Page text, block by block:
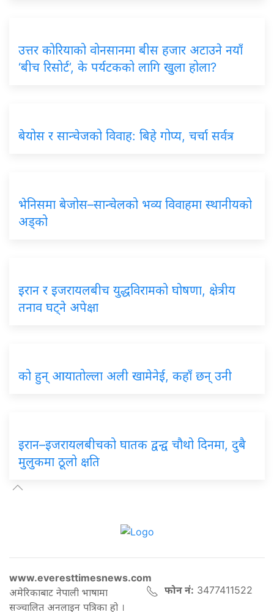
उत्तर कोरियाको वोनसानमा बीस हजार अटाउने नयाँ
‘बीच रिसोर्ट’, के पर्यटकको लागि खुला होला?
बेयोस र सान्चेजको विवाह: बिहे गोप्य, चर्चा सर्वत्र
भेनिसमा बेजोस–सान्चेलको भव्य विवाहमा स्थानीयको
अड्को
इरान र इजरायलबीच युद्धविरामको घोषणा, क्षेत्रीय
तनाव घट्ने अपेक्षा
को हुन् आयातोल्ला अली खामेनेई, कहाँ छन् उनी
इरान–इजरायलबीचको घातक द्वन्द्व चौथो दिनमा, दुबै
मुलुकमा ठूलो क्षति
www.everesttimesnews.com
अमेरिकाबाट नेपाली भाषामा
सञ्चालित अनलाइन पत्रिका हो ।
फोन नं: 3477411522